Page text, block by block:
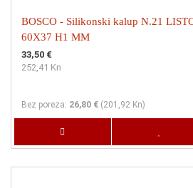
BOSCO - Silikonski kalup N.21
60X37 H1 MM
33,50 €
252,41 Kn
Bez poreza: 26,80 € (201,92 Kn)